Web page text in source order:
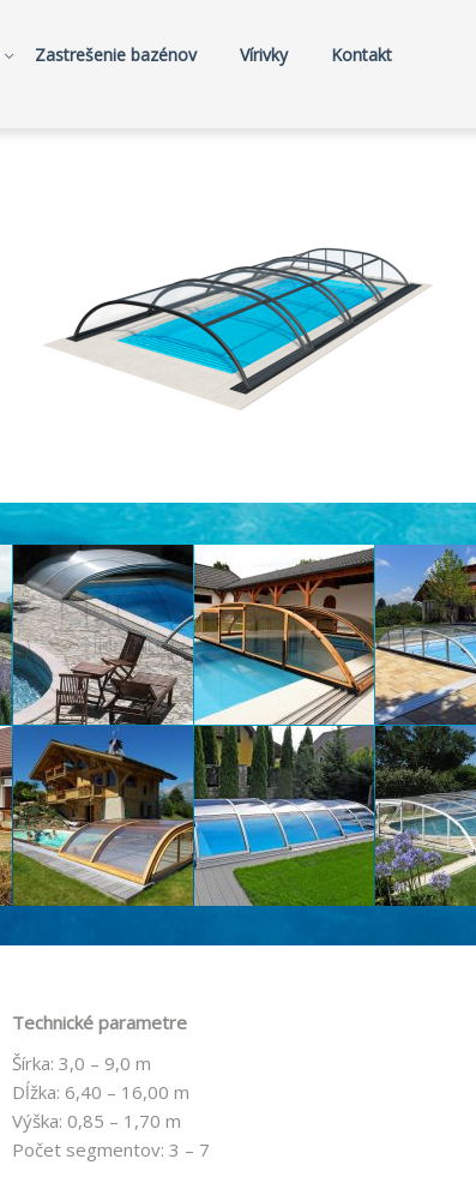
Zastrešenie bazénov Vírivky Kontakt
Technické parametre
Šírka: 3,0 – 9,0 m
Dĺžka: 6,40 – 16,00 m
Výška: 0,85 – 1,70 m
Počet segmentov: 3 – 7